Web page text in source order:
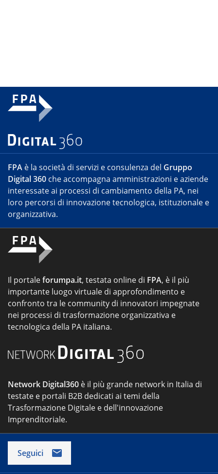
FPA è la società di servizi e consulenza del Gruppo
Digital 360 che accompagna amministrazioni e aziende
interessate ai processi di cambiamento della PA, nei
loro percorsi di innovazione tecnologica, istituzionale e
organizzativa.
Il portaleforumpa.it, testata online di FPA, è il più
importante luogo virtuale di approfondimento e
confronto tra le community di innovatori impegnate
nei processi di trasformazione organizzativa e
tecnologica della PA italiana.
Network Digital360 è il più grande network in Italia di
testate e portali B2B dedicati ai temi della
Trasformazione Digitale e dell'innovazione
Imprenditoriale.
Seguici